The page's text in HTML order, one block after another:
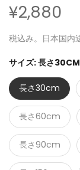
¥2,880
税込み。日本国内
サイズ:長さ30CM
長さ30cm
長さ60cm
長さ90cm